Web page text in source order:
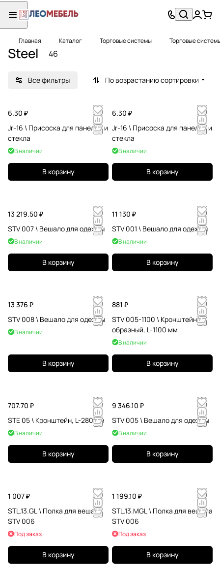
Главная Каталог Торговые системы Торговые
Steel 46
Все фильтры По возрастанию сортировки
6.30 ₽
Jr-16 \ Присоска для панелей и
стекла
В наличии
В корзину
6.30 ₽
Jr-16 \ Присоска для панелей и
стекла
В наличии
В корзину
13 219.50 ₽
STV 007 \ Вешало для одежды
В наличии
В корзину
11 130 ₽
STV 001 \ Вешало для одежды
В наличии
В корзину
13 376 ₽
STV 008 \ Вешало для одежды
В наличии
В корзину
881 ₽
STV 005-1100 \ Кронштейн П-
образный, L-1100 мм
В наличии
В корзину
707.70 ₽
STE 05 \ Кронштейн, L-280 мм
В наличии
В корзину
9 346.10 ₽
STV 005 \ Вешало для одежды
В наличии
В корзину
1 007 ₽
STL.13.GL \ Полка для вешала
STV 006
Под заказ
В корзину
1 199.10 ₽
STL.13.MGL \ Полка для вешала
STV 006
Под заказ
В корзину